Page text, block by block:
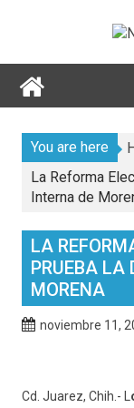
You are here
La Reforma
Interna de
LA
PRUEBA LA
MORENA
noviembre 11,
Cd. Juarez, Chih.- L